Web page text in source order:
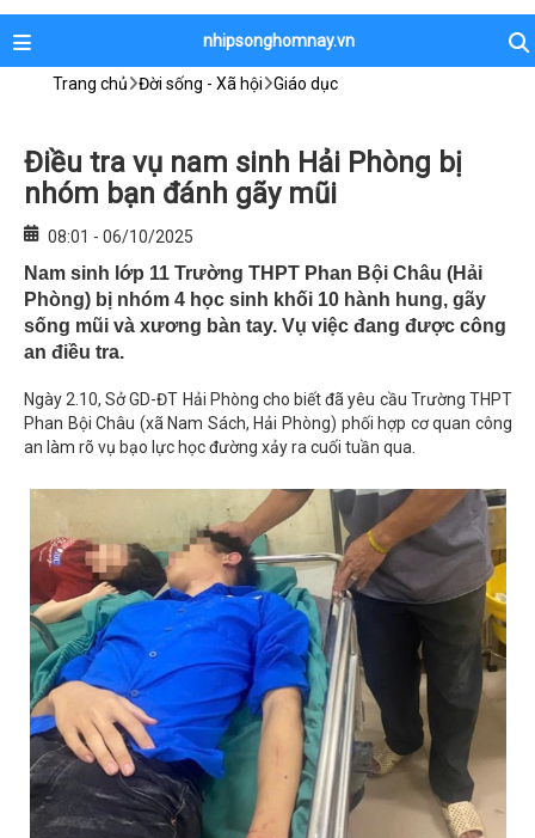
nhipsonghomnay.vn
Trang chủ Đời sống - Xã hội Giáo dục
Điều tra vụ nam sinh Hải Phòng bị
nhóm bạn đánh gãy mũi
08:01 - 06/10/2025
Nam sinh lớp 11 Trường THPT Phan Bội Châu (Hải
Phòng) bị nhóm 4 học sinh khối 10 hành hung, gãy
sống mũi và xương bàn tay. Vụ việc đang được công
an điều tra.
Ngày 2.10, Sở GD-ĐT Hải Phòng cho biết đã yêu cầu Trường THPT
Phan Bội Châu (xã Nam Sách, Hải Phòng) phối hợp cơ quan công
an làm rõ vụ bạo lực học đường xảy ra cuối tuần qua.